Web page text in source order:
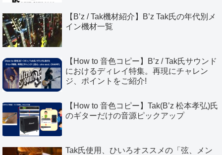
【B’z / Tak機材紹介】B’z Tak氏の年代別メ
イン機材一覧
【How to 音色コピー】B’z / Tak氏サウンド
におけるディレイ特集。再現にチャレン
ジ、ポイントをご紹介!
【How to 音色コピー】Tak(B’z 松本孝弘)氏
のギターだけの音源ピックアップ
Tak氏使用、ひいろオススメの「弦、メン